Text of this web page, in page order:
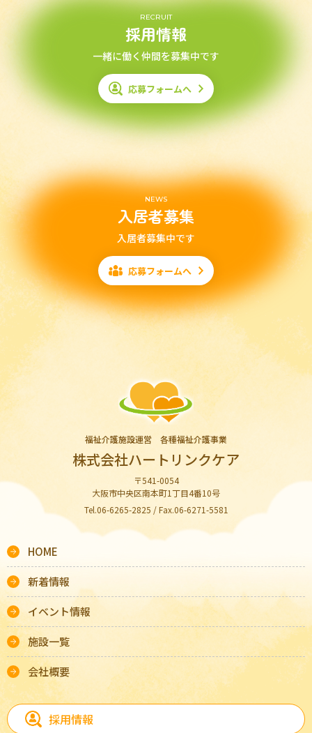
RECRUIT
採用情報
一緒に働く仲間を募集中です
応募フォームへ
NEWS
入居者募集
入居者募集中です
応募フォームへ
福祉介護施設運営 各種福祉介護事業
株式会社ハートリンクケア
〒541-0054
大阪市中央区南本町1丁目4番10号
Tel.06-6265-2825 / Fax.06-6271-5581
HOME
新着情報
イベント情報
施設一覧
会社概要
採用情報